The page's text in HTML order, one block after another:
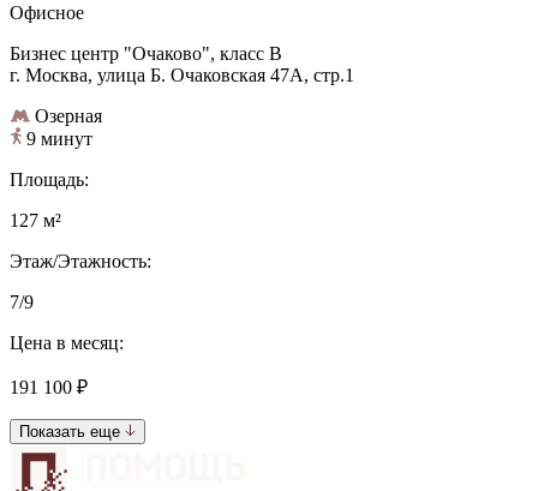
Офисное
Бизнес центр "Очаково", класс B
г. Москва, улица Б. Очаковская 47А, стр.1
Озерная
9 минут
Площадь:
127 м²
Этаж/Этажность:
7/9
Цена в месяц:
191 100 ₽
Показать еще